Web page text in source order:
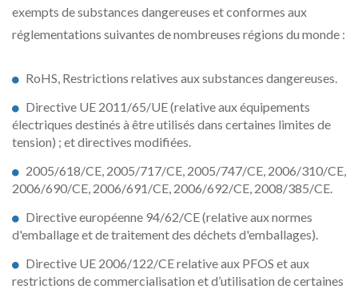
exempts de substances dangereuses et conformes aux
réglementations suivantes de nombreuses régions du monde :
RoHS, Restrictions relatives aux substances dangereuses.
Directive UE 2011/65/UE (relative aux équipements
électriques destinés à être utilisés dans certaines limites de
tension) ; et directives modifiées.
2005/618/CE, 2005/717/CE, 2005/747/CE, 2006/310/CE,
2006/690/CE, 2006/691/CE, 2006/692/CE, 2008/385/CE.
Directive européenne 94/62/CE (relative aux normes
d'emballage et de traitement des déchets d'emballages).
Directive UE 2006/122/CE relative aux PFOS et aux
restrictions de commercialisation et d’utilisation de certaines